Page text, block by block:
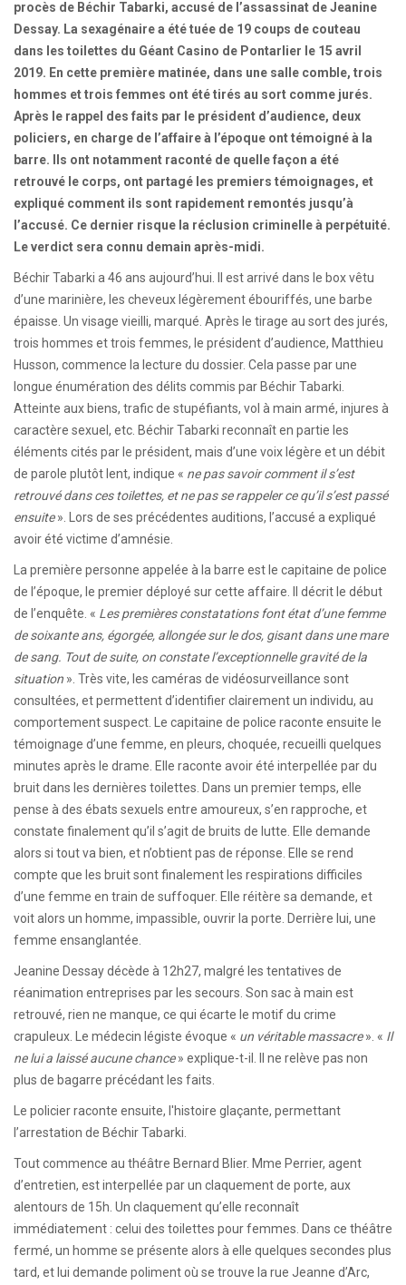
procès de Béchir Tabarki, accusé de l’assassinat de Jeanine
Dessay. La sexagénaire a été tuée de 19 coups de couteau
dans les toilettes du Géant Casino de Pontarlier le 15 avril
2019. En cette première matinée, dans une salle comble, trois
hommes et trois femmes ont été tirés au sort comme jurés.
Après le rappel des faits par le président d’audience, deux
policiers, en charge de l’affaire à l’époque ont témoigné à la
barre. Ils ont notamment raconté de quelle façon a été
retrouvé le corps, ont partagé les premiers témoignages, et
expliqué comment ils sont rapidement remontés jusqu’à
l’accusé. Ce dernier risque la réclusion criminelle à perpétuité.
Le verdict sera connu demain après-midi.
Béchir Tabarki a 46 ans aujourd’hui. Il est arrivé dans le box vêtu
d’une marinière, les cheveux légèrement ébouriffés, une barbe
épaisse. Un visage vieilli, marqué. Après le tirage au sort des jurés,
trois hommes et trois femmes, le président d’audience, Matthieu
Husson, commence la lecture du dossier. Cela passe par une
longue énumération des délits commis par Béchir Tabarki.
Atteinte aux biens, trafic de stupéfiants, vol à main armé, injures à
caractère sexuel, etc. Béchir Tabarki reconnaît en partie les
éléments cités par le président, mais d’une voix légère et un débit
de parole plutôt lent, indique « ne pas savoir comment il s’est
retrouvé dans ces toilettes, et ne pas se rappeler ce qu’il s’est passé
ensuite». Lors de ses précédentes auditions, l’accusé a expliqué
avoir été victime d’amnésie.
La première personne appelée à la barre est le capitaine de police
de l’époque, le premier déployé sur cette affaire. Il décrit le début
de l’enquête. « Les premières constatations font état d’une femme
de soixante ans, égorgée, allongée sur le dos, gisant dans une mare
de sang. Tout de suite, on constate l’exceptionnelle gravité de la
situation ». Très vite, les caméras de vidéosurveillance sont
consultées, et permettent d’identifier clairement un individu, au
comportement suspect. Le capitaine de police raconte ensuite le
témoignage d’une femme, en pleurs, choquée, recueilli quelques
minutes après le drame. Elle raconte avoir été interpellée par du
bruit dans les dernières toilettes. Dans un premier temps, elle
pense à des ébats sexuels entre amoureux, s’en rapproche, et
constate finalement qu’il s’agit de bruits de lutte. Elle demande
alors si tout va bien, et n’obtient pas de réponse. Elle se rend
compte que les bruit sont finalement les respirations difficiles
d’une femme en train de suffoquer. Elle réitère sa demande, et
voit alors un homme, impassible, ouvrir la porte. Derrière lui, une
femme ensanglantée.
Jeanine Dessay décède à 12h27, malgré les tentatives de
réanimation entreprises par les secours. Son sac à main est
retrouvé, rien ne manque, ce qui écarte le motif du crime
crapuleux. Le médecin légiste évoque « un véritable massacre». « Il
ne lui a laissé aucune chance» explique-t-il. Il ne relève pas non
plus de bagarre précédant les faits.
Le policier raconte ensuite, l'histoire glaçante, permettant
l’arrestation de Béchir Tabarki.
Tout commence au théâtre Bernard Blier. Mme Perrier, agent
d’entretien, est interpellée par un claquement de porte, aux
alentours de 15h. Un claquement qu’elle reconnaît
immédiatement : celui des toilettes pour femmes. Dans ce théâtre
fermé, un homme se présente alors à elle quelques secondes plus
tard, et lui demande poliment où se trouve la rue Jeanne d’Arc,